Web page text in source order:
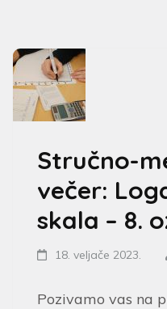
Stručno-
večer:
skala – 8.
18. veljače 2023.
Pozivamo vas na